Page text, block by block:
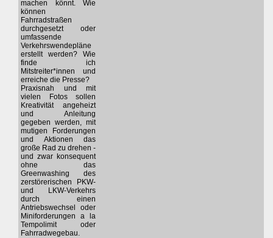
machen könnt. Wie
können
Fahrradstraßen
durchgesetzt oder
umfassende
Verkehrswendepläne
erstellt werden? Wie
finde ich
Mitstreiter*innen und
erreiche die Presse?
Praxisnah und mit
vielen Fotos sollen
Kreativität angeheizt
und Anleitung
gegeben werden, mit
mutigen Forderungen
und Aktionen das
große Rad zu drehen -
und zwar konsequent
ohne das
Greenwashing des
zerstörerischen PKW-
und LKW-Verkehrs
durch einen
Antriebswechsel oder
Miniforderungen a la
Tempolimit oder
Fahrradwegebau.